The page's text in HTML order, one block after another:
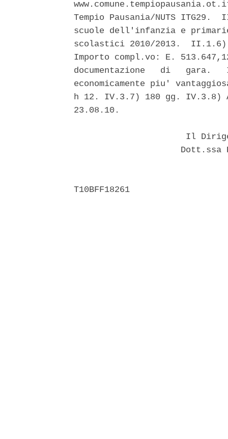
Tempio Pausania/NUTS
scuole dell'infanzia e primarie
scolastici 2010/2013.
Importo compl.vo: E.
documentazione   di
economicamente piu'
h 12. IV.3.7) 180 gg. IV.3.8)
23.08.10.
Il